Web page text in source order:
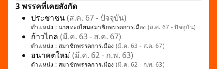
3 พรรคที่เคยสังกัด
ประชาชน(ส.ค. 67 - ปัจจุบัน)
ตำแหน่ง : นายทะเบียนสมาชิกพรรคการเมือง (ส.ค. 67 - ปัจจุบัน)
ก้าวไกล (มี.ค. 63 - ส.ค. 67)
ตำแหน่ง : สมาชิกพรรคการเมือง(มี.ค. 63 - ส.ค. 67)
อนาคตใหม่ (มี.ค. 62 - ก.พ. 63)
ตำแหน่ง : สมาชิกพรรคการเมือง(มี.ค. 62 - ก.พ. 63)